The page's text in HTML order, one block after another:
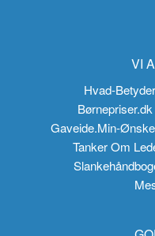
VI
Hvad-
Børnepriser.dk
Gaveide.Min-
Tanker Om